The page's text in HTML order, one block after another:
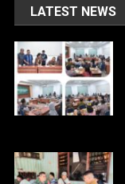
LATEST NEWS